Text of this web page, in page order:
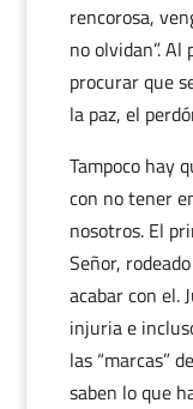
rencorosa,
no olvidan”.
procurar que
la paz, el
Tampoco hay
con no tener
nosotros. El
Señor,
acabar con el.
injuria e
las “marcas”
saben lo que